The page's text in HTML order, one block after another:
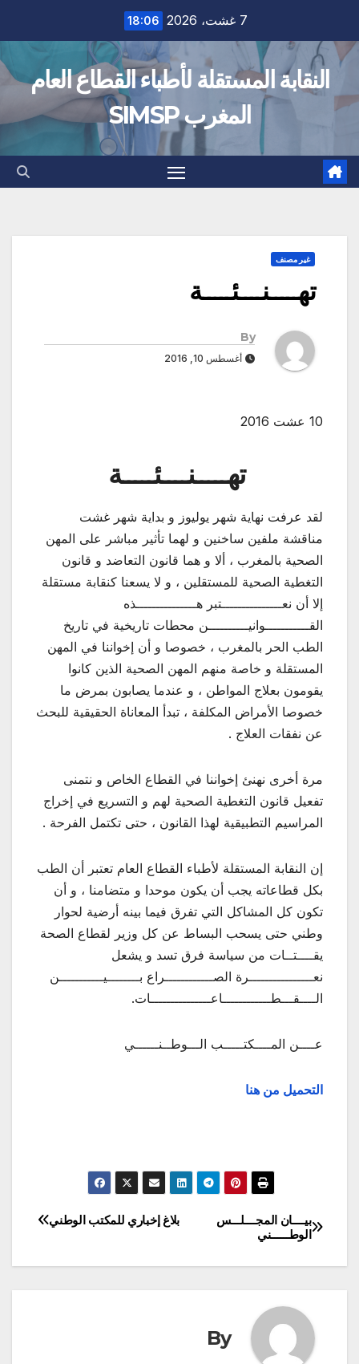
content
7 غشت، 2026 18:06
النقابة المستقلة لأطباء القطاع العام
المغرب SIMSP
غير مصنف
تهـــــنــــئـــــة
By
أغسطس 10, 2016
10 عشت 2016
تهـــــنــــئـــــة
لقد عرفت نهاية شهر يوليوز و بداية شهر غشت
مناقشة ملفين ساخنين و لهما تأثير مباشر على المهن
الصحية بالمغرب ، ألا و هما قانون التعاضد و قانون
التغطية الصحية للمستقلين ، و لا يسعنا كنقابة مستقلة
إلا أن نعـــــــــــــــتبر هـــــــــــــــذه
القـــــــــــوانيــــــــــن محطات تاريخية في تاريخ
الطب الحر بالمغرب ، خصوصا و أن إخواننا في المهن
المستقلة و خاصة منهم المهن الصحية الذين كانوا
يقومون بعلاج المواطن ، و عندما يصابون بمرض ما
خصوصا الأمراض المكلفة ، تبدأ المعاناة الحقيقية للبحث
عن نفقات العلاج .
مرة أخرى نهنئ إخواننا في القطاع الخاص و نتمنى
تفعيل قانون التغطية الصحية لهم و التسريع في إخراج
المراسيم التطبيقية لهذا القانون ، حتى تكتمل الفرحة .
إن النقابة المستقلة لأطباء القطاع العام تعتبر أن الطب
بكل قطاعاته يجب أن يكون موحدا و متضامنا ، و أن
تكون كل المشاكل التي تفرق فيما بينه أرضية لحوار
وطني حتى يسحب البساط عن كل وزير لقطاع الصحة
يقــــتــات من سياسة فرق تسد و يشعل
نعــــــــــــــــرة الصــــــــــــراع بــــــــيـــــــــــن
الــــقـــطــــــــــــاعـــــــــــــــات.
عــــن المــــكتـــــب الـــوطــنــــــي
التحميل من هنا
تصفّح
المقالات
بلاغ إخباري للمكتب الوطني
بيــــان المجــــلـــس
الوطــــــني
By